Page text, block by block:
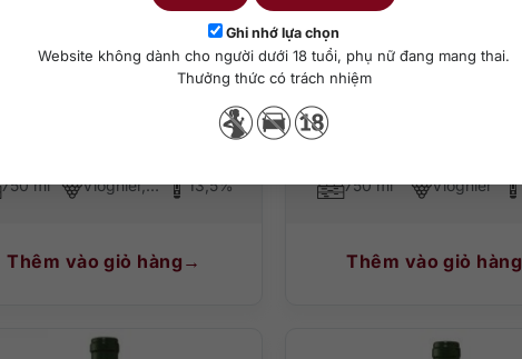
Ghi nhớ lựa chọn
Website không dành cho người dưới 18 tuổi, phụ nữ đang mang thai.
Thưởng thức có trách nhiệm
₫
750 ml Viognier, Grenache Blanc, Marsanne 13,5%
Thêm vào giỏ hàng
580.000
750 ml Viognier
Thêm vào giỏ hàng